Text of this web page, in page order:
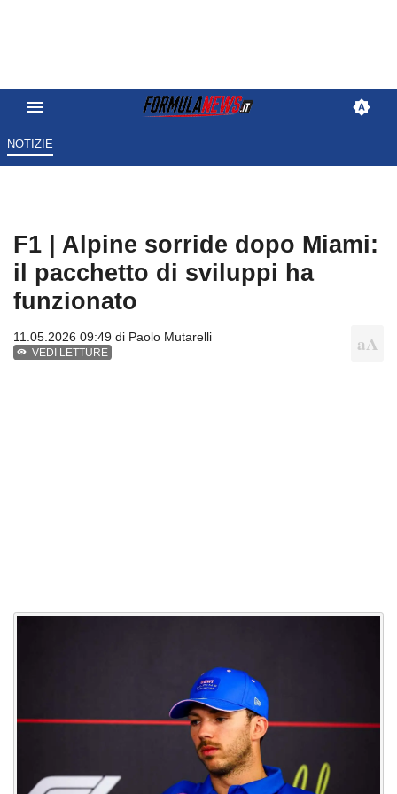
NOTIZIE
F1 | Alpine sorride dopo Miami:
il pacchetto di sviluppi ha
funzionato
11.05.2026 09:49 di Paolo Mutarelli
VEDI LETTURE